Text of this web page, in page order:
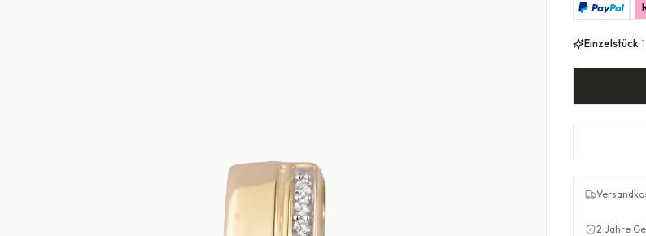
Einzelstück·
2 Jahre